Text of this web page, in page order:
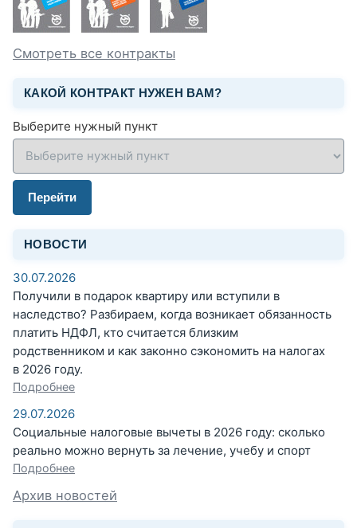
Смотреть все контракты
КАКОЙ КОНТРАКТ НУЖЕН ВАМ?
Выберите нужный пункт
Перейти
НОВОСТИ
30.07.2026
Получили в подарок квартиру или вступили в
наследство? Разбираем, когда возникает обязанность
платить НДФЛ, кто считается близким
родственником и как законно сэкономить на налогах
в 2026 году.
Подробнее
29.07.2026
Социальные налоговые вычеты в 2026 году: сколько
реально можно вернуть за лечение, учебу и спорт
Подробнее
Архив новостей